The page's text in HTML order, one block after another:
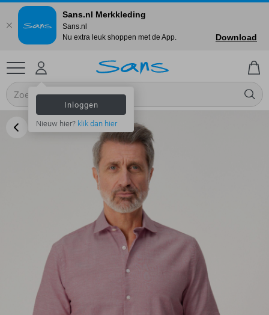
Inloggen
Nieuw hier? klik dan hier
Sans.nl Merkkleding
Sans.nl
Nu extra leuk shoppen met de App.
Download